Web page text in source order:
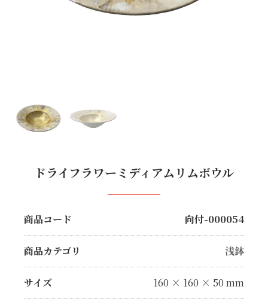
ドライフラワーミディアムリムボウル
商品コード 向付-000054
商品カテゴリ 浅鉢
サイズ 160 × 160 × 50 mm